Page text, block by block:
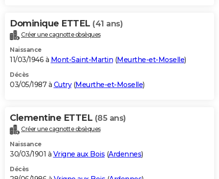
Dominique ETTEL (41 ans)
Créer une cagnotte obsèques
Naissance
11/03/1946 à Mont-Saint-Martin (Meurthe-et-Moselle)
Décès
03/05/1987 à Cutry(Meurthe-et-Moselle)
Clementine ETTEL (85 ans)
Créer une cagnotte obsèques
Naissance
30/03/1901 à Vrigne aux Bois (Ardennes)
Décès